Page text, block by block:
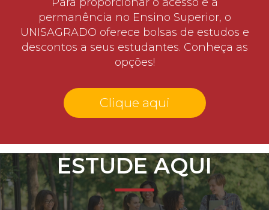
permanência no Ensino Superior, o
UNISAGRADO oferece bolsas de estudos e
descontos a seus estudantes. Conheça as
opções!
Clique aqui
ESTUDE AQUI